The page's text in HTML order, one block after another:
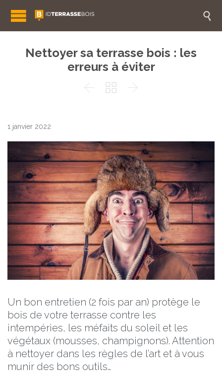

Nettoyer sa terrasse bois : les
erreurs à éviter
  
1 janvier 2022
Un bon entretien (2 fois par an) protège le
bois de votre terrasse contre les
intempéries, les méfaits du soleil et les
végétaux (mousses, champignons). Attention
à nettoyer dans les règles de l’art et à vous
munir des bons outils…